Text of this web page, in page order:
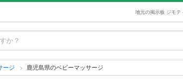
地元の掲示板 ジモテ
ージ 鹿児島県のベビーマッサージ